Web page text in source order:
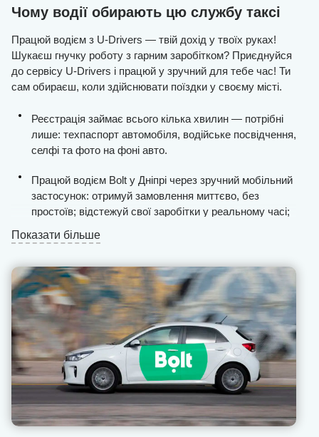
Чому водії обирають цю службу таксі
Працюй водієм з U-Drivers — твій дохід у твоїх руках!
Шукаєш гнучку роботу з гарним заробітком? Приєднуйся
до сервісу U-Drivers і працюй у зручний для тебе час! Ти
сам обираєш, коли здійснювати поїздки у своєму місті.
Реєстрація займає всього кілька хвилин — потрібні
лише: техпаспорт автомобіля, водійське посвідчення,
селфі та фото на фоні авто.
Працюй водієм Bolt у Дніпрі через зручний мобільний
застосунок: отримуй замовлення миттєво, без
простоїв; відстежуй свої заробітки у реальному часі;
дорожніх умов.
Жодних пошуків пасажирів — система забезпечує
безперервний потік замовлень.
Мінімальні комісії, своєчасні виплати, бонуси та
чайові без додаткових зборів — усе для того, щоб ти
заробляв більше.
Якщо виникнуть питання — служба підтримки завжди
на зв’язку. Ми допоможемо вирішити будь-яку
ситуацію швидко та професійно. Почни працювати з
U-Drivers уже сьогодні — твоя свобода, гнучкість і
Показати більше